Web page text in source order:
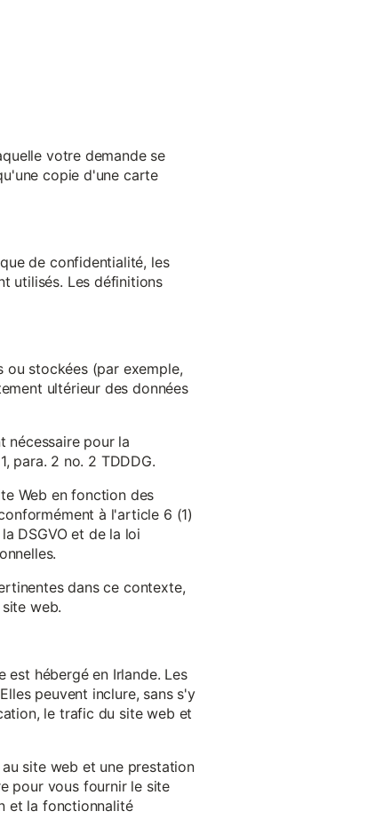
votre demande se
copie d'une carte
de confidentialité, les
utilisés. Les définitions
ou stockées (par exemple,
ultérieur des données
nécessaire pour la
para. 2 no. 2 TDDDG.
Web en fonction des
à l'article 6 (1)
DSGVO et de la loi
dans ce contexte,
web.
est hébergé en Irlande. Les
peuvent inclure, sans s'y
le trafic du site web et
site web et une prestation
pour vous fournir le site
et la fonctionnalité